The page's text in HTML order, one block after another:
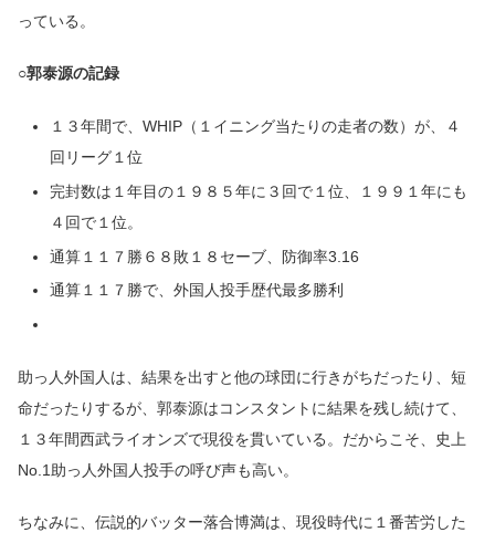
っている。
○郭泰源の記録
１３年間で、WHIP（１イニング当たりの走者の数）が、４
回リーグ１位
完封数は１年目の１９８５年に３回で１位、１９９１年にも
４回で１位。
通算１１７勝６８敗１８セーブ、防御率3.16
通算１１７勝で、外国人投手歴代最多勝利
助っ人外国人は、結果を出すと他の球団に行きがちだったり、短
命だったりするが、郭泰源はコンスタントに結果を残し続けて、
１３年間西武ライオンズで現役を貫いている。だからこそ、史上
No.1助っ人外国人投手の呼び声も高い。
ちなみに、伝説的バッター落合博満は、現役時代に１番苦労した